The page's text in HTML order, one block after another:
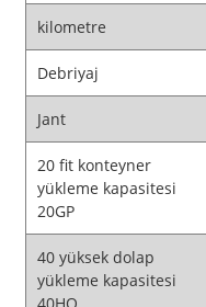
kilometre
Debriyaj
Jant
20 fit konteyner
yükleme kapasitesi
20GP
40 yüksek dolap
yükleme kapasitesi